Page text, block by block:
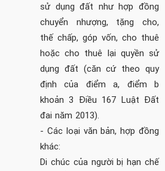
sử dụng đất như hợp đồng
chuyển nhượng, tặng cho,
thế chấp, góp vốn, cho thuê
hoặc cho thuê lại quyền sử
dụng đất (căn cứ theo quy
định của điểm a, điểm b
khoản 3 Điều 167 Luật Đất
đai năm 2013).
- Các loại văn bản, hợp đồng
khác:
Di chúc của người bị hạn chế